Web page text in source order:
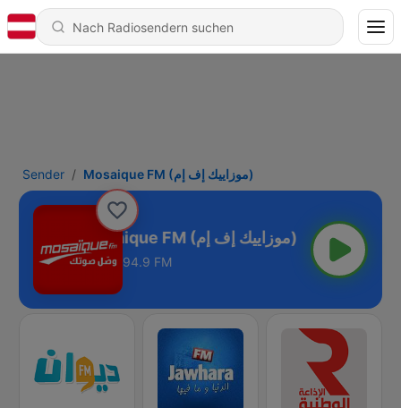
Sender Mosaique FM (موزاييك إف إم)
Mosaique FM (موزاييك إف إم)
94.9 FM